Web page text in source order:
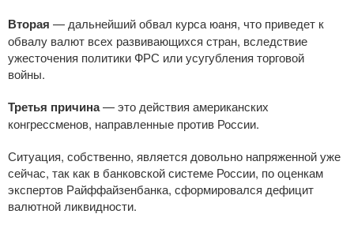
Вторая — дальнейший обвал курса юаня, что приведет к
обвалу валют всех развивающихся стран, вследствие
ужесточения политики ФРС или усугубления торговой
войны.
Третья причина— это действия американских
конгрессменов, направленные против России.
Ситуация, собственно, является довольно напряженной уже
сейчас, так как в банковской системе России, по оценкам
экспертов Райффайзенбанка, сформировался дефицит
валютной ликвидности.